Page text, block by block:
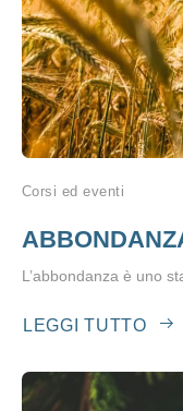
Corsi ed eventi
L’abbondanza è uno
LEGGI TUTTO